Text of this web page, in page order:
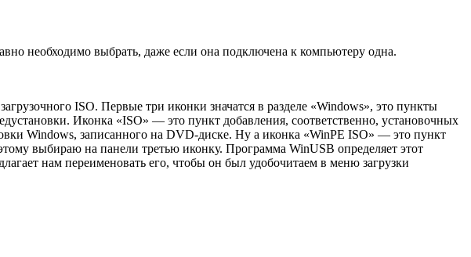
необходимо выбрать, даже если она подключена к компьютеру одна.
ISO. Первые три иконки значатся в разделе «Windows», это пункты
Иконка «ISO» — это пункт добавления, соответственно, установочных
Windows, записанного на DVD-диске. Ну а иконка «WinPE ISO» — это пункт
выбираю на панели третью иконку. Программа WinUSB определяет этот
нам переименовать его, чтобы он был удобочитаем в меню загрузки